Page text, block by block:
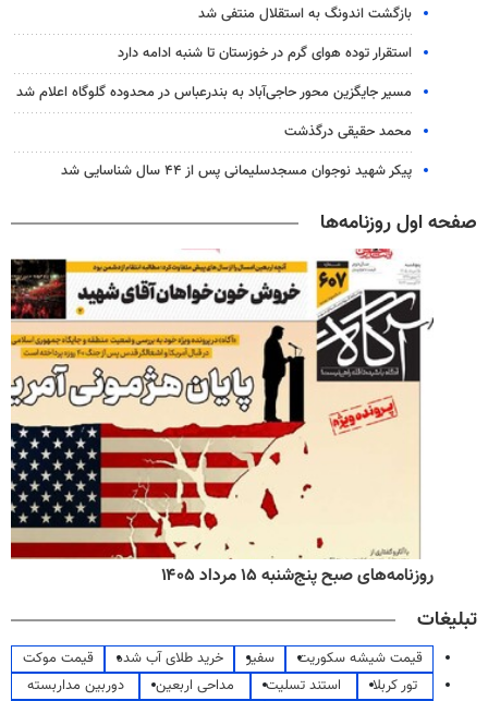
بازگشت اندونگ به استقلال منتفی شد
استقرار توده هوای گرم در خوزستان تا شنبه ادامه دارد
مسیر جایگزین محور حاجی‌آباد به بندرعباس در محدوده گلوگاه اعلام شد
محمد حقیقی درگذشت
پیکر شهید نوجوان مسجدسلیمانی پس از ۴۴ سال شناسایی شد
صفحه اول روزنامه‌ها
روزنامه‌های صبح پنج‌شنبه ۱۵ مرداد ۱۴۰۵
تبلیغات
قیمت شیشه سکوریت سفیر خرید طلای آب شده
قیمت موکت
تور کربلا
استند تسلیت مداحی اربعین
دوربین مداربسته